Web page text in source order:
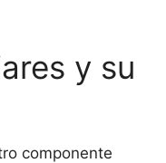
y su
componente